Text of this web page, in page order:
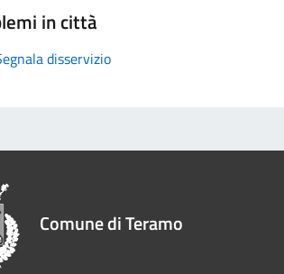
in città
disservizio
Comune di Teramo